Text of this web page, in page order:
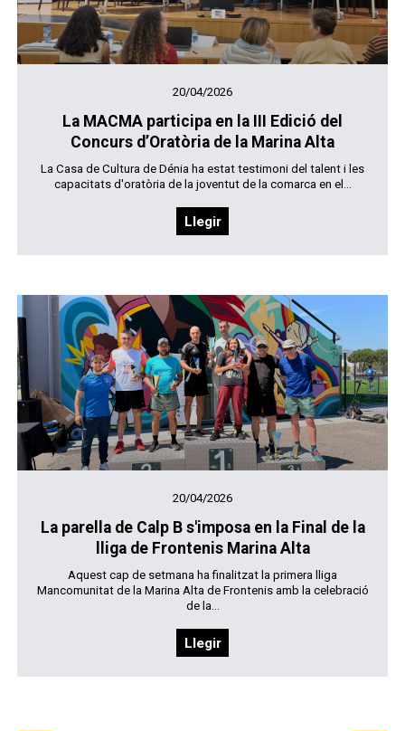
20/04/2026
La MACMA participa en la III Edició del
Concurs d’Oratòria de la Marina Alta
La Casa de Cultura de Dénia ha estat testimoni del talent i les
capacitats d'oratòria de la joventut de la comarca en el...
Llegir
20/04/2026
La parella de Calp B s'imposa en la Final de la
lliga de Frontenis Marina Alta
Aquest cap de setmana ha finalitzat la primera lliga
Mancomunitat de la Marina Alta de Frontenis amb la celebració
de la...
Llegir